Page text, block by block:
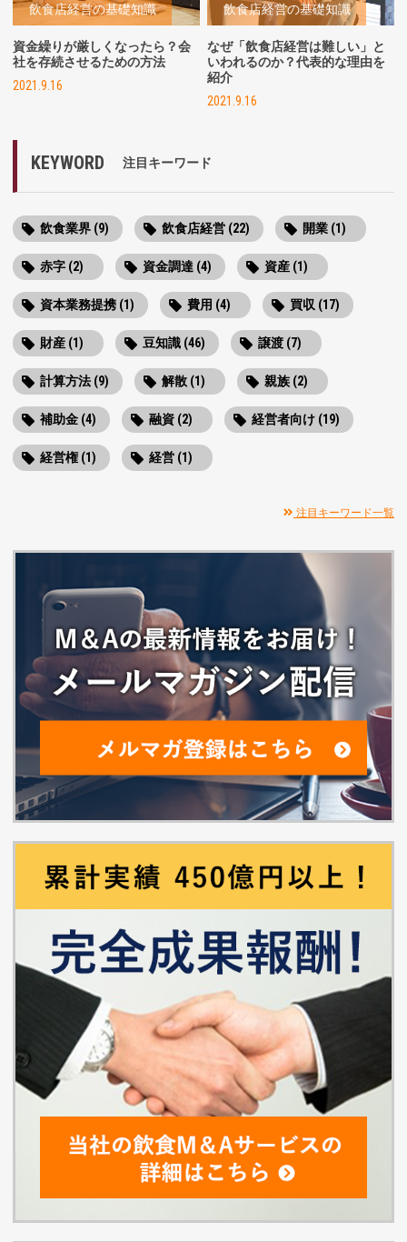
飲食店経営の基礎知識
資金繰りが厳しくなったら？会
社を存続させるための方法
2021.9.16
飲食店経営の基礎知識
なぜ「飲食店経営は難しい」と
いわれるのか？代表的な理由を
紹介
2021.9.16
KEYWORD 注目キーワード
飲食業界 (9) 飲食店経営 (22) 開業 (1)
赤字 (2) 資金調達 (4) 資産 (1)
資本業務提携 (1) 費用 (4) 買収 (17)
財産 (1) 豆知識 (46) 譲渡 (7)
計算方法 (9) 解散 (1) 親族 (2)
補助金 (4) 融資 (2) 経営者向け (19)
経営権 (1) 経営 (1)
注目キーワード一覧